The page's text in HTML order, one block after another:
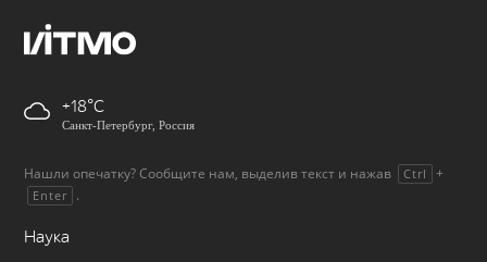
+18
Санкт-Петербург, Россия
Нашли опечатку? Сообщите нам, выделив текст и нажав Ctrl +
Enter .
Наука